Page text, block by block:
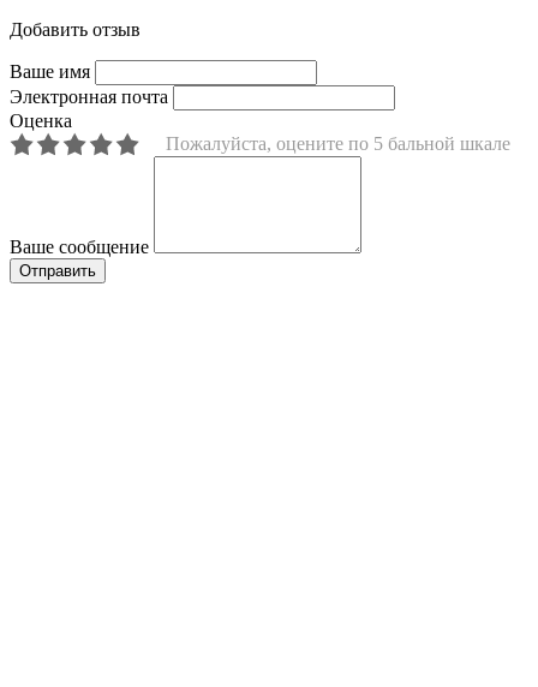
Добавить отзыв
Ваше имя
Электронная почта
Оценка
Пожалуйста, оцените по 5 бальной шкале
Ваше сообщение